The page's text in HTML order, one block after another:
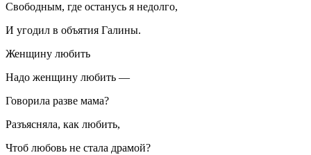
Свободным, где останусь я недолго,
И угодил в объятия Галины.
Женщину любить
Надо женщину любить —
Говорила разве мама?
Разъясняла, как любить,
Чтоб любовь не стала драмой?